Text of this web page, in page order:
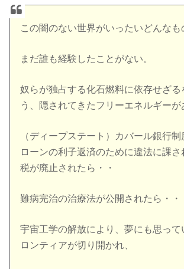
この闇のない世界がいったいどんなも
まだ誰も経験したことがない。
奴らが独占する化石燃料に依存せざる
う、隠されてきたフリーエネルギーが
（ディープステート）カバール銀行
ローンの利子返済のために違法に課
税が廃止されたら・・
難病完治の治療法が公開されたら・・
宇宙工学の解放により、夢にも思って
ロンティアが切り開かれ、